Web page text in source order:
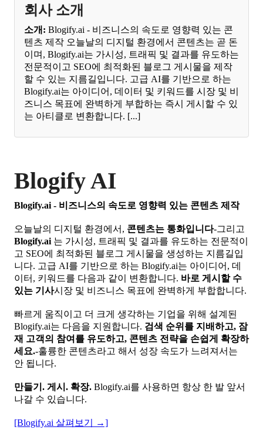
회사 소개
소개: Blogify.ai - 비즈니스의 속도로 영향력 있는 콘
텐츠 제작 오늘날의 디지털 환경에서 콘텐츠는 곧 돈
이며, Blogify.ai는 가시성, 트래픽 및 결과를 유도하는
전문적이고 SEO에 최적화된 블로그 게시물을 제작
할 수 있는 지름길입니다. 고급 AI를 기반으로 하는
Blogify.ai는 아이디어, 데이터 및 키워드를 시장 및 비
즈니스 목표에 완벽하게 부합하는 즉시 게시할 수 있
는 아티클로 변환합니다. [...]
Blogify AI
Blogify.ai - 비즈니스의 속도로 영향력 있는 콘텐츠 제작
오늘날의 디지털 환경에서, 콘텐츠는 통화입니다-그리고
Blogify.ai 는 가시성, 트래픽 및 결과를 유도하는 전문적이
고 SEO에 최적화된 블로그 게시물을 생성하는 지름길입
니다. 고급 AI를 기반으로 하는 Blogify.ai는 아이디어, 데
이터, 키워드를 다음과 같이 변환합니다. 바로 게시할 수
있는 기사시장 및 비즈니스 목표에 완벽하게 부합합니다.
빠르게 움직이고 더 크게 생각하는 기업을 위해 설계된
Blogify.ai는 다음을 지원합니다. 검색 순위를 지배하고, 잠
재 고객의 참여를 유도하고, 콘텐츠 전략을 손쉽게 확장하
세요.-훌륭한 콘텐츠라고 해서 성장 속도가 느려져서는
안 됩니다.
만들기. 게시. 확장. Blogify.ai를 사용하면 항상 한 발 앞서
나갈 수 있습니다.
[Blogify.ai 살펴보기 →]